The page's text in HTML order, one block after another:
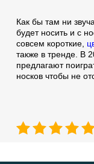
Как бы там ни
будет носить и с
совсем короткие,
также в тренде. В
предлагают
носков чтобы не